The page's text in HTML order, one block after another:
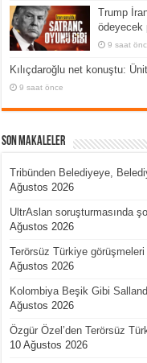
Trump
ödeyecek
9 saat
Kılıçdaroğlu net konuştu:
9 saat önce
Son Makaleler
Tribünden Belediyeye,
Ağustos 2026
UltrAslan soruşturmasında
Ağustos 2026
Terörsüz Türkiye
Ağustos 2026
Kolombiya Beşik Gibi
Ağustos 2026
Özgür Özel’den Terörsüz
10 Ağustos 2026